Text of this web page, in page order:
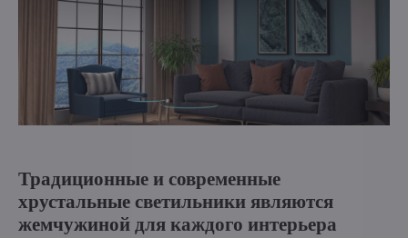
Традиционные и современные
хрустальные светильники являются
жемчужиной для каждого интерьера